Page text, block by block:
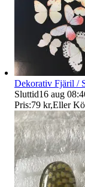
Dekorativ Fjäril /
Sluttid16 aug
Pris:79 kr,Eller